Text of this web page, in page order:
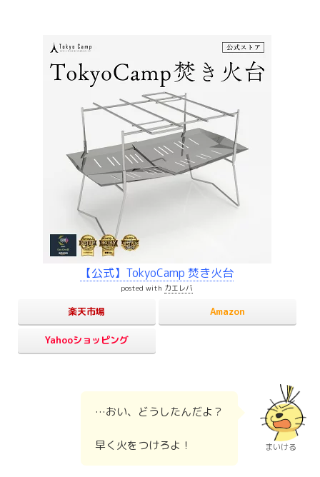
【公式】TokyoCamp 焚き火台
posted with カエレバ
楽天市場 Amazon
Yahooショッピング
…おい、どうしたんだよ？
早く火をつけろよ！ まいける